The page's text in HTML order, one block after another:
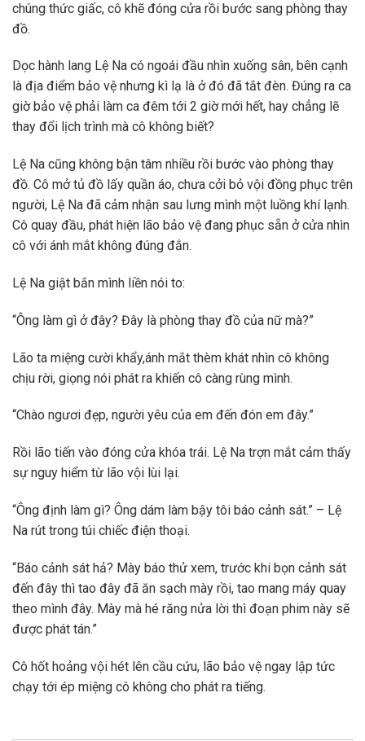
chúng thức giấc, cô khẽ đóng cửa rồi bước sang phòng thay
đồ.
Dọc hành lang Lệ Na có ngoái đầu nhìn xuống sân, bên cạnh
là địa điểm bảo vệ nhưng kì lạ là ở đó đã tắt đèn. Đúng ra ca
giờ bảo vệ phải làm ca đêm tới 2 giờ mới hết, hay chẳng lẽ
thay đổi lịch trình mà cô không biết?
Lệ Na cũng không bận tâm nhiều rồi bước vào phòng thay
đồ. Cô mở tủ đồ lấy quần áo, chưa cởi bỏ vội đồng phục trên
người, Lệ Na đã cảm nhận sau lưng mình một luồng khí lạnh.
Cô quay đầu, phát hiện lão bảo vệ đang phục sẵn ở cửa nhìn
cô với ánh mắt không đúng đắn.
Lệ Na giật bắn mình liền nói to:
“Ông làm gì ở đây? Đây là phòng thay đồ của nữ mà?”
Lão ta miệng cười khẩy,ánh mắt thèm khát nhìn cô không
chịu rời, giọng nói phát ra khiến cô càng rùng mình.
“Chào ngươi đẹp, người yêu của em đến đón em đây.”
Rồi lão tiến vào đóng cửa khóa trái. Lệ Na trợn mắt cảm thấy
sự nguy hiểm từ lão vội lùi lại.
“Ông định làm gì? Ông dám làm bậy tôi báo cảnh sát.” – Lệ
Na rút trong túi chiếc điện thoại.
“Báo cảnh sát hả? Mày báo thử xem, trước khi bọn cảnh sát
đến đây thì tao đây đã ăn sạch mày rồi, tao mang máy quay
theo mình đây. Mày mà hé răng nửa lời thì đoạn phim này sẽ
được phát tán.”
Cô hốt hoảng vội hét lên cầu cứu, lão bảo vệ ngay lập tức
chạy tới ép miệng cô không cho phát ra tiếng.